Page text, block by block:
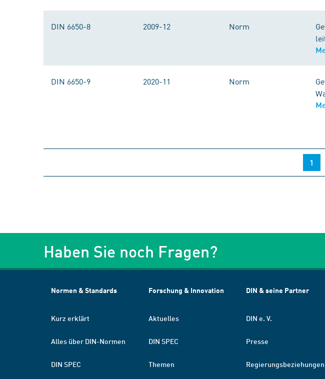
DIN 6650-8 2009-12 Norm
DIN 6650-9 2020-11 Norm
1
Haben Sie noch Fragen?
Normen & Standards
Kurz erklärt
Alles über DIN-Normen
DIN SPEC
Forschung & Innovation
Aktuelles
DIN SPEC
Themen
DIN & seine Partner
DIN e. V.
Presse
Regierungsbeziehungen